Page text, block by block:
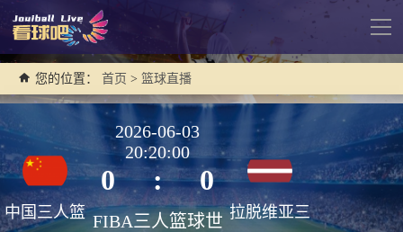
导
您的位置： 首页 > 篮球直播
中国三人篮
2026-06-03
20:20:00
0 : 0
FIBA三人篮球世 拉脱维亚三